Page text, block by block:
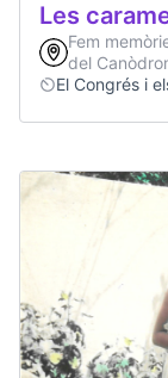
Les
Fem
del
El Congrés i